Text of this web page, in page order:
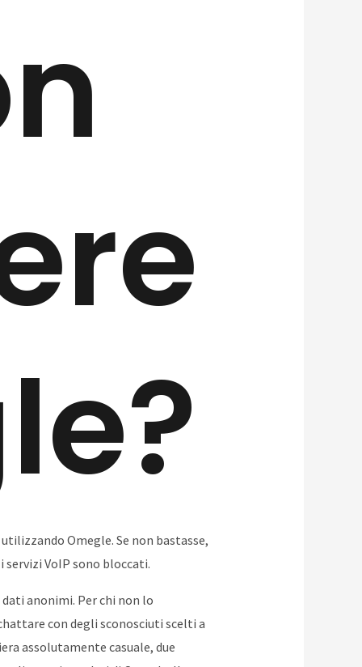
Omegle. Se non bastasse,
VoIP sono bloccati.
anonimi. Per chi non lo
con degli sconosciuti scelti a
assolutamente casuale, due